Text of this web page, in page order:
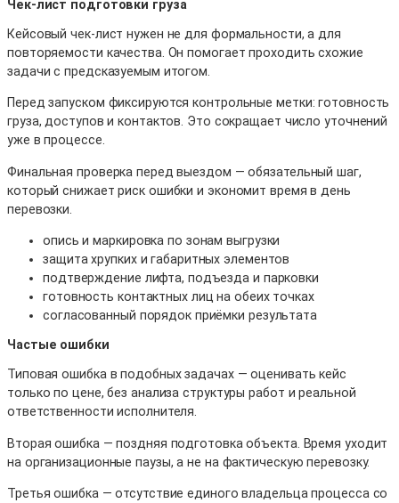
Чек-лист подготовки груза
Кейсовый чек-лист нужен не для формальности, а для
повторяемости качества. Он помогает проходить схожие
задачи с предсказуемым итогом.
Перед запуском фиксируются контрольные метки: готовность
груза, доступов и контактов. Это сокращает число уточнений
уже в процессе.
Финальная проверка перед выездом — обязательный шаг,
который снижает риск ошибки и экономит время в день
перевозки.
опись и маркировка по зонам выгрузки
защита хрупких и габаритных элементов
подтверждение лифта, подъезда и парковки
готовность контактных лиц на обеих точках
согласованный порядок приёмки результата
Частые ошибки
Типовая ошибка в подобных задачах — оценивать кейс
только по цене, без анализа структуры работ и реальной
ответственности исполнителя.
Вторая ошибка — поздняя подготовка объекта. Время уходит
на организационные паузы, а не на фактическую перевозку.
Третья ошибка — отсутствие единого владельца процесса со